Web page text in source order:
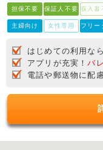
担保不要 保証人不要 収入書
主婦向け 女性専用 フリー
はじめての利用なら
アプリが充実！バ
電話や郵送物に配慮